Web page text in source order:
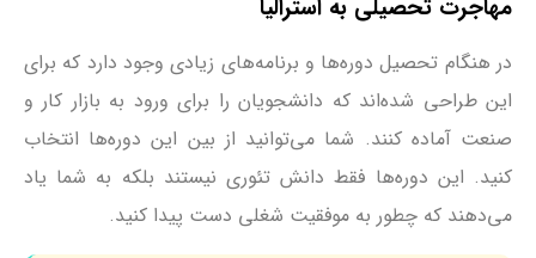
مهاجرت تحصیلی به استرالیا
در هنگام تحصیل دوره‌ها و برنامه‌های زیادی وجود دارد که برای
این طراحی شده‌اند که دانشجویان را برای ورود به بازار کار و
صنعت آماده کنند. شما می‌توانید از بین این دوره‌ها انتخاب
کنید. این دوره‌ها فقط دانش تئوری نیستند بلکه به شما یاد
می‌دهند که چطور به موفقیت شغلی دست پیدا کنید.